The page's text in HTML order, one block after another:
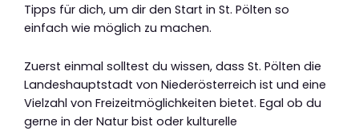
Tipps für dich, um dir den Start in St. Pölten so
einfach wie möglich zu machen.
Zuerst einmal solltest du wissen, dass St. Pölten die
Landeshauptstadt von Niederösterreich ist und eine
Vielzahl von Freizeitmöglichkeiten bietet. Egal ob du
gerne in der Natur bist oder kulturelle